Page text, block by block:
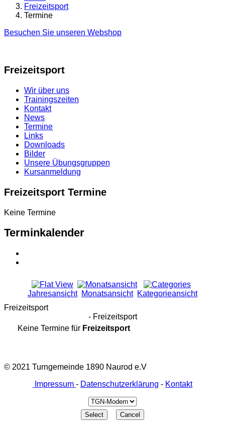
Freizeitsport
Termine
Besuchen Sie unseren Webshop
Freizeitsport
Wir über uns
Trainingszeiten
Kontakt
News
Termine
Links
Downloads
Bilder
Unsere Übungsgruppen
Kursanmeldung
Freizeitsport Termine
Keine Termine
Terminkalender
Jahresansicht Monatsansicht Kategorieansicht
Freizeitsport
- Freizeitsport
Keine Termine für Freizeitsport
© 2021 Turngemeinde 1890 Naurod e.V
Impressum - Datenschutzerklärung - Kontakt